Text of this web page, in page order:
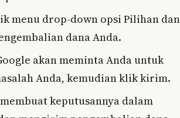
menu drop-down opsi Pilihan dan
dana Anda.
akan meminta Anda untuk
Anda, kemudian klik kirim.
keputusannya dalam